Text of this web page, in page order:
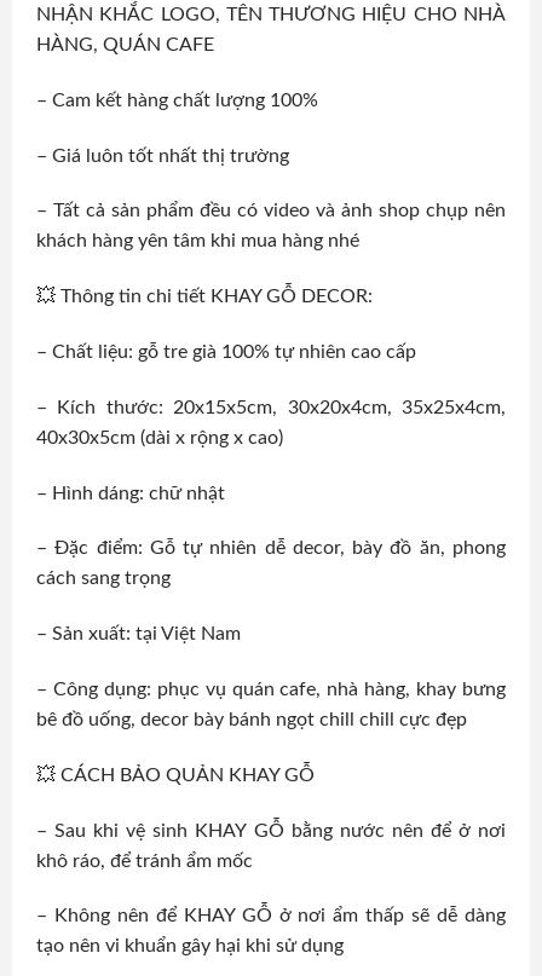
NHẬN KHẮC LOGO, TÊN THƯƠNG HIỆU CHO NHÀ
HÀNG, QUÁN CAFE
– Cam kết hàng chất lượng 100%
– Giá luôn tốt nhất thị trường
– Tất cả sản phẩm đều có video và ảnh shop chụp nên
khách hàng yên tâm khi mua hàng nhé
💥 Thông tin chi tiết KHAY GỖ DECOR:
– Chất liệu: gỗ tre già 100% tự nhiên cao cấp
– Kích thước: 20x15x5cm, 30x20x4cm, 35x25x4cm,
40x30x5cm (dài x rộng x cao)
– Hình dáng: chữ nhật
– Đặc điểm: Gỗ tự nhiên dễ decor, bày đồ ăn, phong
cách sang trọng
– Sản xuất: tại Việt Nam
– Công dụng: phục vụ quán cafe, nhà hàng, khay bưng
bê đồ uống, decor bày bánh ngọt chill chill cực đẹp
💥 CÁCH BẢO QUẢN KHAY GỖ
– Sau khi vệ sinh KHAY GỖ bằng nước nên để ở nơi
khô ráo, để tránh ẩm mốc
– Không nên để KHAY GỖ ở nơi ẩm thấp sẽ dễ dàng
tạo nên vi khuẩn gây hại khi sử dụng